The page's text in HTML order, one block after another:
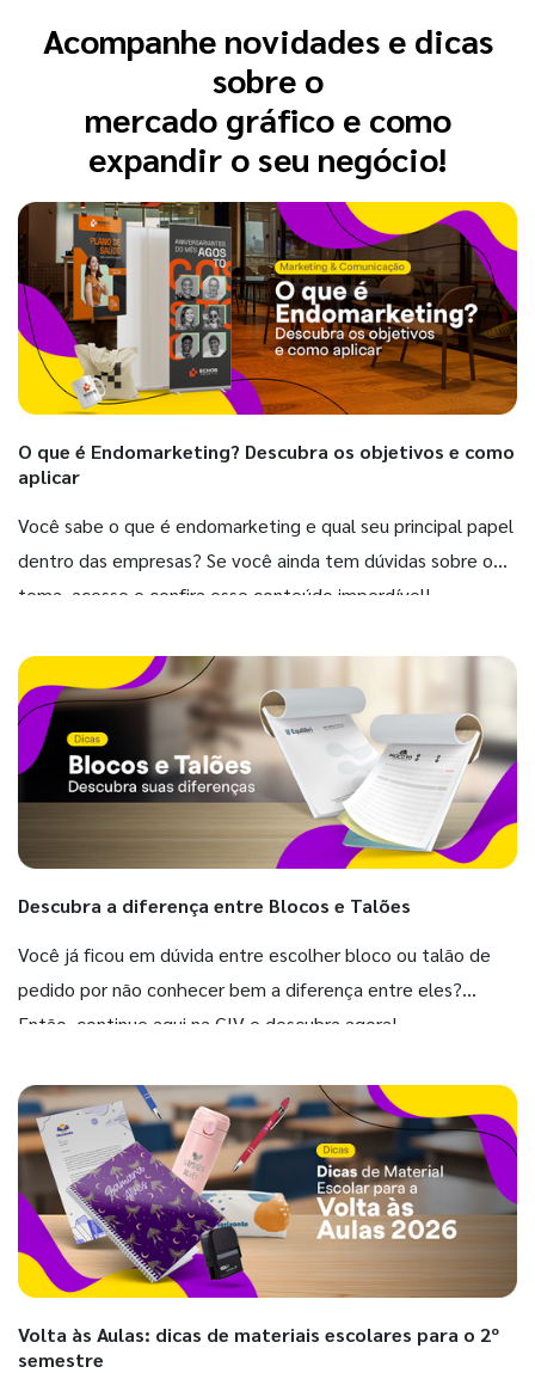
Acompanhe novidades e dicas
sobre o
mercado gráfico e como
expandir o seu negócio!
O que é Endomarketing? Descubra os objetivos e como
aplicar
Você sabe o que é endomarketing e qual seu principal papel
dentro das empresas? Se você ainda tem dúvidas sobre o
tema, acesse e confira esse conteúdo imperdível!
Descubra a diferença entre Blocos e Talões
Você já ficou em dúvida entre escolher bloco ou talão de
pedido por não conhecer bem a diferença entre eles?
Então, continue aqui na GIV e descubra agora!
Volta às Aulas: dicas de materiais escolares para o 2º
semestre